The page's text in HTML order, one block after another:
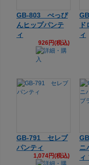
GB-803 べっぴ
んヒップパンテ
ィ
926円(税込)
ィ
GB-791 セレブ
パンティ
1,074円(税込)
ニ
ィ